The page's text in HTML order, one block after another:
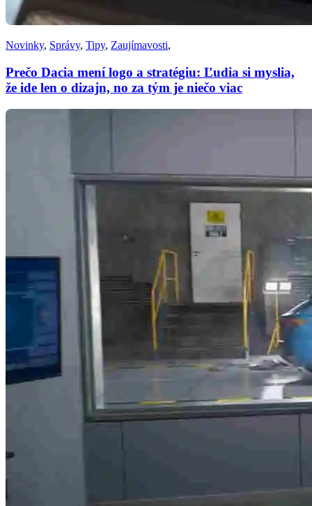
Novinky, Správy, Tipy, Zaujímavosti,
Prečo Dacia mení logo a stratégiu: Ľudia si myslia,
že ide len o dizajn, no za tým je niečo viac